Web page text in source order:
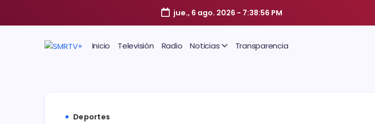
jue., 6 ago. 2026 - 7:38:57 PM
Inicio Televisión Radio Noticias Transparencia
Deportes